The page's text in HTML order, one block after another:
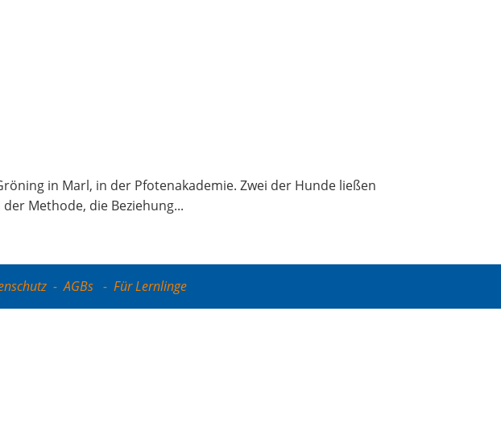
in Marl, in der Pfo­ten­aka­de­mie. Zwei der Hun­de lie­ßen
Metho­de, die Bezie­hung...
-AGBs -Für Lernlinge